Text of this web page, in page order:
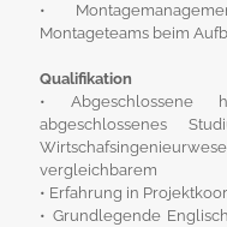
•
Montageteams beim
Qualifikation
• Abgeschlossene
abgeschlossenes
vergleichbarem
• Erfahrung in
• Grundlegende